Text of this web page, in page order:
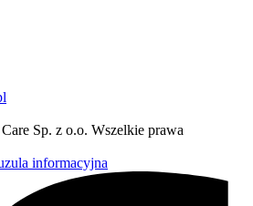
Sp. z o.o. Wszelkie prawa
informacyjna